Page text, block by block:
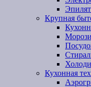
Крупная
Кухонная